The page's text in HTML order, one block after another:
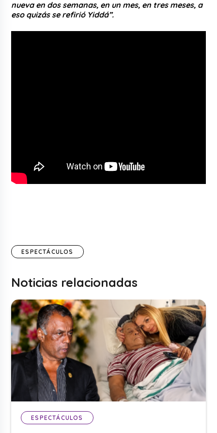
nueva en dos semanas, en un mes, en tres meses, a
eso quizás se refirió Yiddá”.
ESPECTÁCULOS
Noticias relacionadas
ESPECTÁCULOS